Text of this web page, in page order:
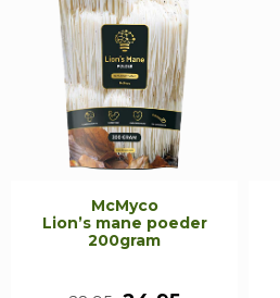
McMyco
Lion’s mane poeder
200gram